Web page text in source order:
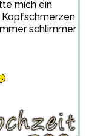
mich ein
schlimmer